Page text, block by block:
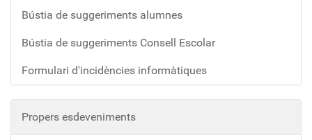
Bústia de suggeriments alumnes
Bústia de suggeriments Consell Escolar
Formulari d'incidències informàtiques
Propers esdeveniments